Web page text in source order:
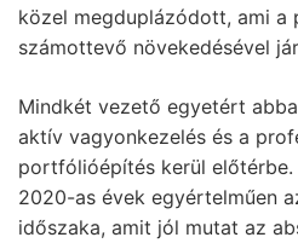
közel megduplázódott, ami a
számottevő növekedésével
Mindkét vezető egyetért
aktív vagyonkezelés és a
portfólióépítés kerül
2020-as évek egyértelműen
időszaka, amit jól mutat az